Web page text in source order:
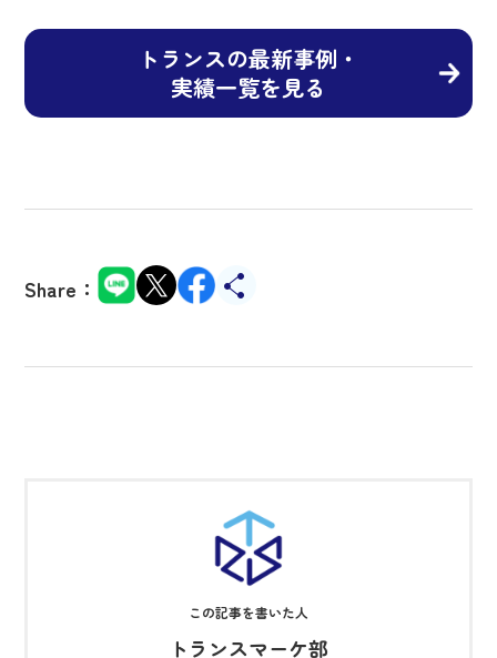
トランスの最新事例・
実績一覧を見る
Share：
トランスマーケ部